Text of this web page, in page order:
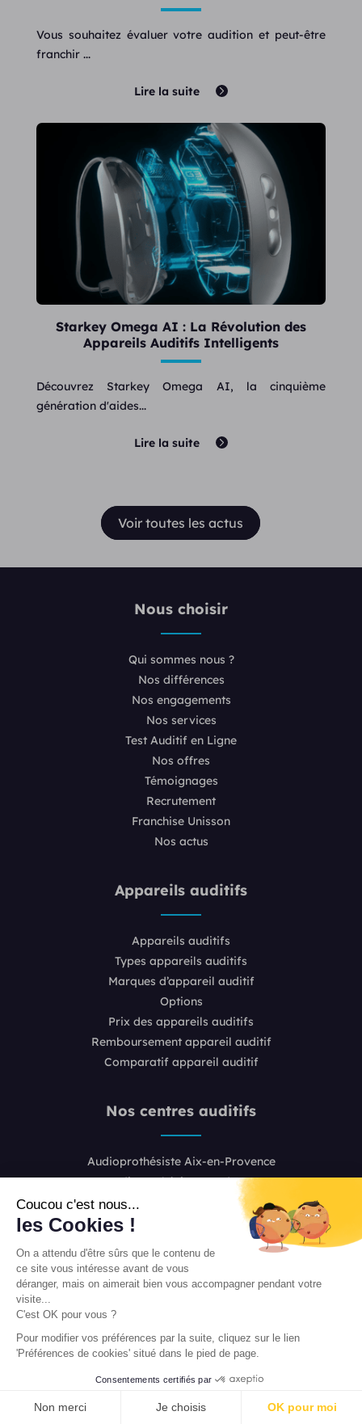
Coucou c'est nous...
les Cookies !
On a attendu d'être sûrs que le contenu de
ce site vous intéresse avant de vous
déranger, mais on aimerait bien vous accompagner pendant votre
visite...
C'est OK pour vous ?
Pour modifier vos préférences par la suite, cliquez sur le lien
'Préférences de cookies' situé dans le pied de page.
Consentements certifiés par
Non merci Je choisis OK pour moi
Vous souhaitez évaluer votre audition et peut-être
franchir ...
Lire la suite
Starkey Omega AI : La Révolution des
Appareils Auditifs Intelligents
Découvrez Starkey Omega AI, la cinquième
génération d'aides...
Lire la suite
Voir toutes les actus
Nous choisir
Qui sommes nous ?
Nos différences
Nos engagements
Nos services
Test Auditif en Ligne
Nos offres
Témoignages
Recrutement
Franchise Unisson
Nos actus
Appareils auditifs
Appareils auditifs
Types appareils auditifs
Marques d’appareil auditif
Options
Prix des appareils auditifs
Remboursement appareil auditif
Comparatif appareil auditif
Nos centres auditifs
Audioprothésiste Aix-en-Provence
Audioprothésiste Bordeaux
Audioprothésiste Boulogne-Billancourt
Audioprothésiste Colombes
Audioprothésiste Lyon 2
Audioprothésiste Lyon 6
Audioprothésiste Paris 8
Audioprothésiste Paris 16
Audioprothésiste Paris 20
Audioprothésiste Toulouse